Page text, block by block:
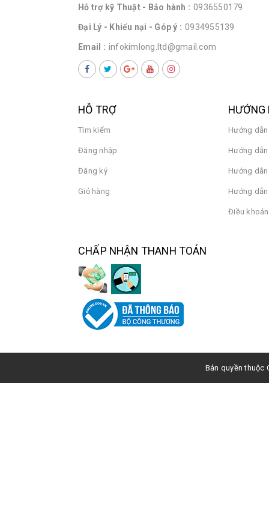
Hỗ trợ kỹ Thuật - Bảo hành : 0936550179
Đại Lý - Khiếu nại - Góp ý : 0934955139
Email : infokimlong.ltd@gmail.com
HỖ TRỢ
Tìm kiếm
Đăng nhập
Đăng ký
Giỏ hàng
HƯỚNG
Hướng
Hướng
Hướng
Hướng
Điều
CHẤP NHẬN THANH TOÁN
Bản quyền thuộc